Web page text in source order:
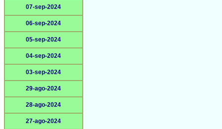
07-sep-2024
06-sep-2024
05-sep-2024
04-sep-2024
03-sep-2024
29-ago-2024
28-ago-2024
27-ago-2024